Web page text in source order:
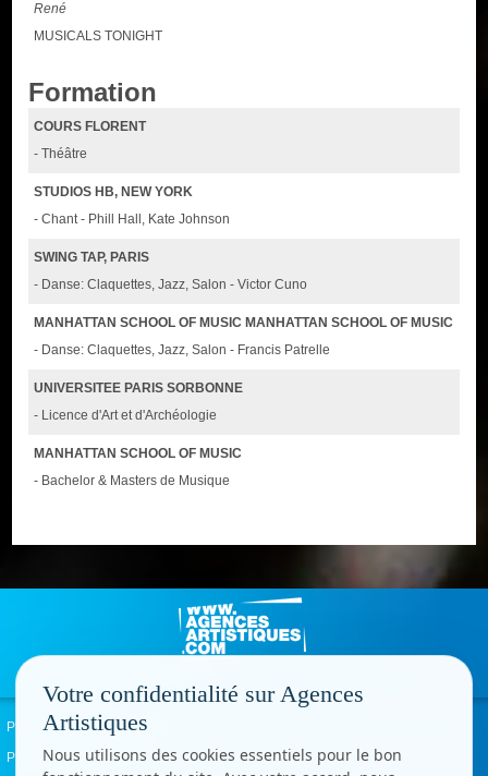
René
MUSICALS TONIGHT
Formation
COURS FLORENT
- Théâtre
STUDIOS HB, NEW YORK
- Chant - Phill Hall, Kate Johnson
SWING TAP, PARIS
- Danse: Claquettes, Jazz, Salon - Victor Cuno
MANHATTAN SCHOOL OF MUSIC MANHATTAN SCHOOL OF MUSIC
- Danse: Claquettes, Jazz, Salon - Francis Patrelle
UNIVERSITEE PARIS SORBONNE
- Licence d'Art et d'Archéologie
MANHATTAN SCHOOL OF MUSIC
- Bachelor & Masters de Musique
Politique de confidentialité
Paramètres cookies
Votre confidentialité sur Agences
Artistiques
Nous utilisons des cookies essentiels pour le bon